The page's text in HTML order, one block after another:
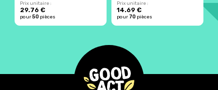
Prix unitaire :
29.76 €
pour50 pièces
Prix unitaire :
14.69 €
pour 70 pièces